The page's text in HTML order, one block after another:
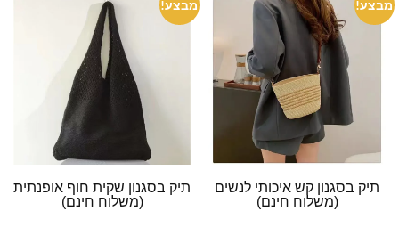
מבצע!
תיק בסגנון קש איכותי לנשים
(משלוח חינם)
מבצע!
תיק בסגנון שקית חוף אופנתית
(משלוח חינם)